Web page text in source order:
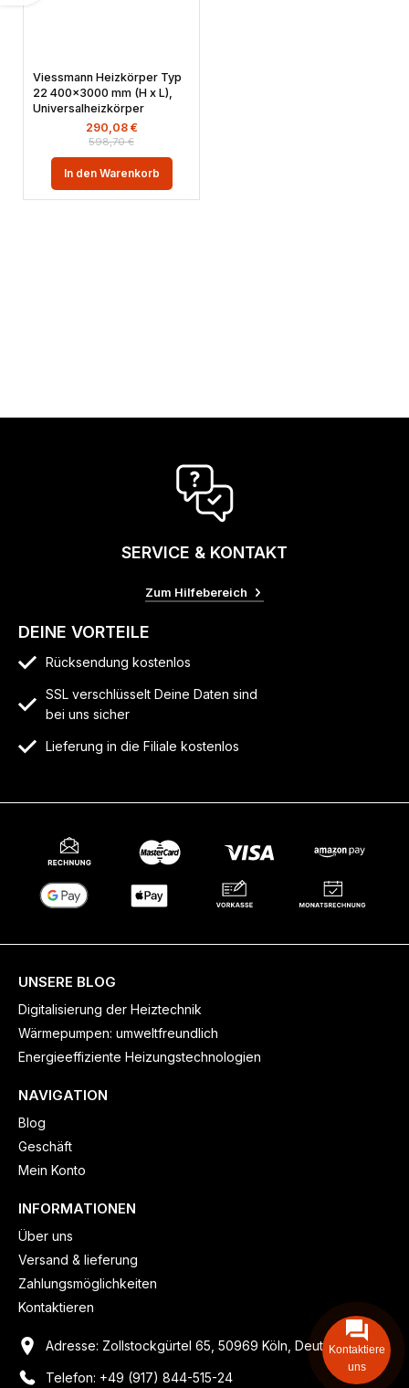
Viessmann Heizkörper Typ
22 400×3000 mm (H x L),
Universalheizkörper
598,70€
290,08 €
In den Warenkorb
SERVICE & KONTAKT
Zum Hilfebereich
DEINE VORTEILE
Rücksendung kostenlos
SSL verschlüsselt Deine Daten sind
bei uns sicher
Lieferung in die Filiale kostenlos
UNSERE BLOG
Digitalisierung der Heiztechnik
Wärmepumpen: umweltfreundlich
Energieeffiziente Heizungstechnologien
NAVIGATION
Blog
Geschäft
Mein Konto
INFORMATIONEN
Über uns
Versand & lieferung
Zahlungsmöglichkeiten
Kontaktieren
Adresse: Zollstockgürtel 65, 50969 Köln, Deutschland
Telefon: +49 (917) 844-515-24
Kontaktiere
uns